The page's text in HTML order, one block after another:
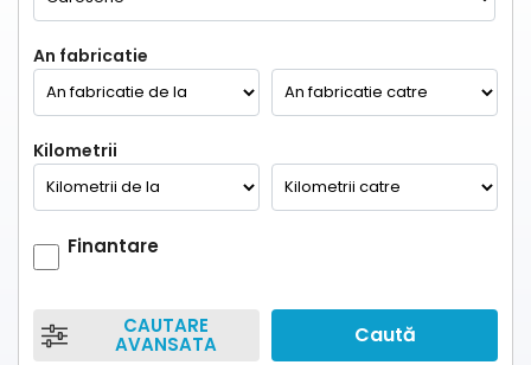
An fabricatie
Kilometrii
Finantare
CAUTARE
AVANSATA Caută